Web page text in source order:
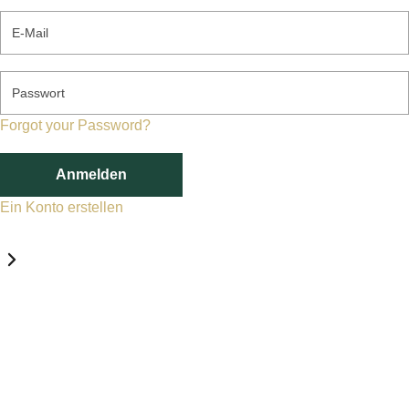
E-Mail
Passwort
Forgot your Password?
Anmelden
Ein Konto erstellen